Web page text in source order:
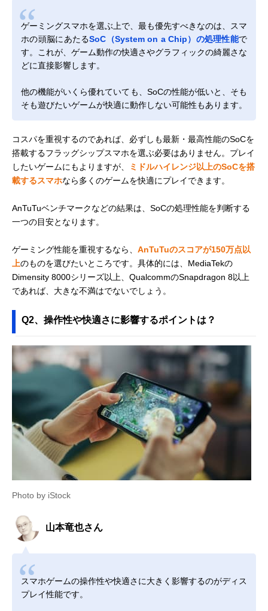
ゲーミングスマホを選ぶ上で、最も優先すべきなのは、スマ
ホの頭脳にあたるSoC（System on a Chip）の処理性能で
す。これが、ゲーム動作の快適さやグラフィックの綺麗さな
どに直接影響します。
他の機能がいくら優れていても、SoCの性能が低いと、そも
そも遊びたいゲームが快適に動作しない可能性もあります。
コスパを重視するのであれば、必ずしも最新・最高性能のSoCを
搭載するフラッグシップスマホを選ぶ必要はありません。プレイ
したいゲームにもよりますが、
ミドルハイレンジ以上のSoCを搭
載するスマホなら多くのゲームを快適にプレイできます。
AnTuTuベンチマークなどの結果は、SoCの処理性能を判断する
一つの目安となります。
ゲーミング性能を重視するなら、 AnTuTuのスコアが150万点以
上のものを選びたいところです。具体的には、MediaTekの
Dimensity 8000シリーズ以上、QualcommのSnapdragon 8以上
であれば、大きな不満はでないでしょう。
Q2、操作性や快適さに影響するポイントは？
Photo by iStock
山本竜也さん
スマホゲームの操作性や快適さに大きく影響するのがディス
プレイ性能です。